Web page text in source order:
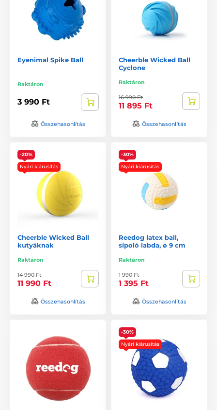
Eyenimal Spike Ball
Raktáron
3 990 Ft
Összehasonlítás
Cheerble Wicked Ball
Cyclone
Raktáron
16 990 Ft
11 895 Ft
Összehasonlítás
-20%
Nyári kiárusítás
Cheerble Wicked Ball
kutyáknak
Raktáron
14 990 Ft
11 990 Ft
Összehasonlítás
-30%
Nyári kiárusítás
Reedog latex ball,
sípoló labda, ø 9 cm
Raktáron
1 990 Ft
1 395 Ft
Összehasonlítás
-30%
Nyári kiárusítás